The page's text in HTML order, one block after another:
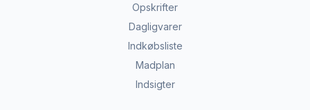
Opskrifter
Dagligvarer
Indkøbsliste
Madplan
Indsigter